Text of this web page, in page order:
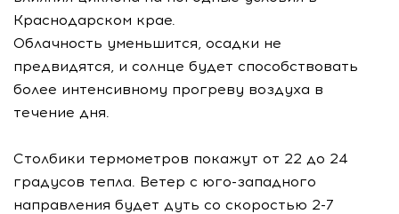
Краснодарском крае.
Облачность уменьшится, осадки не
предвидятся, и солнце будет способствовать
более интенсивному прогреву воздуха в
течение дня.
Столбики термометров покажут от 22 до 24
градусов тепла. Ветер с юго-западного
направления будет дуть со скоростью 2-7